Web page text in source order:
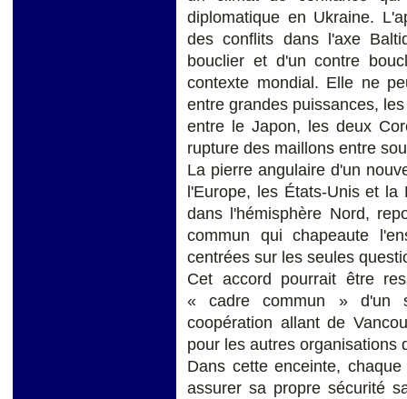
diplomatique en Ukraine.
des conflits dans l'axe
bouclier et d'un contre
contexte mondial. Elle ne
entre grandes puissances,
entre le Japon, les deux
rupture des maillons entre
La pierre angulaire d'un
l'Europe, les États-Unis et
dans l'hémisphère Nord,
commun qui chapeaute
centrées sur les seules
Cet accord pourrait être
« cadre commun » d'un
coopération allant de
pour les autres organisations
Dans cette enceinte,
assurer sa propre sécurité